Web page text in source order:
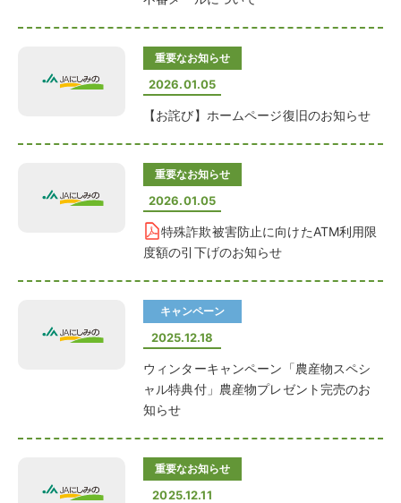
重要なお知らせ
2026.01.05
【お詫び】ホームページ復旧のお知らせ
重要なお知らせ
2026.01.05
特殊詐欺被害防止に向けたATM利用限
度額の引下げのお知らせ
キャンペーン
2025.12.18
ウィンターキャンペーン「農産物スペシ
ャル特典付」農産物プレゼント完売のお
知らせ
重要なお知らせ
2025.12.11